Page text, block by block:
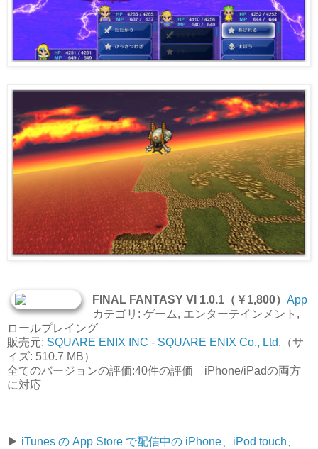
FINAL FANTASY VI 1.0.1（￥1,800） App
カテゴリ: ゲーム, エンターテインメント,
ロールプレイング
販売元: SQUARE ENIX INC - SQUARE ENIX Co., Ltd. （サ
イズ: 510.7 MB）
全てのバージョンの評価:40件の評価 iPhone/iPadの両方
に対応
▶ iTunes の App Store で配信中の iPhone、iPod touch、